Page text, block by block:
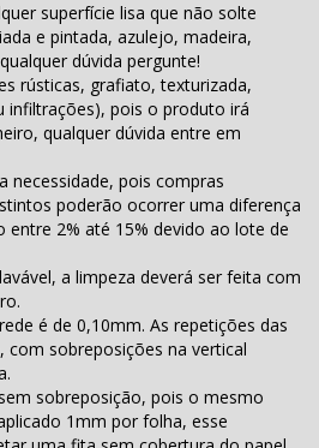
superfície lisa que não solte
e pintada, azulejo, madeira,
dúvida pergunte!
rústicas, grafiato, texturizada,
infiltrações), pois o produto irá
qualquer dúvida entre em
necessidade, pois compras
poderão ocorrer uma diferença
2% até 15% devido ao lote de
a limpeza deverá ser feita com
é de 0,10mm. As repetições das
com sobreposições na vertical
sobreposição, pois o mesmo
1mm por folha, esse